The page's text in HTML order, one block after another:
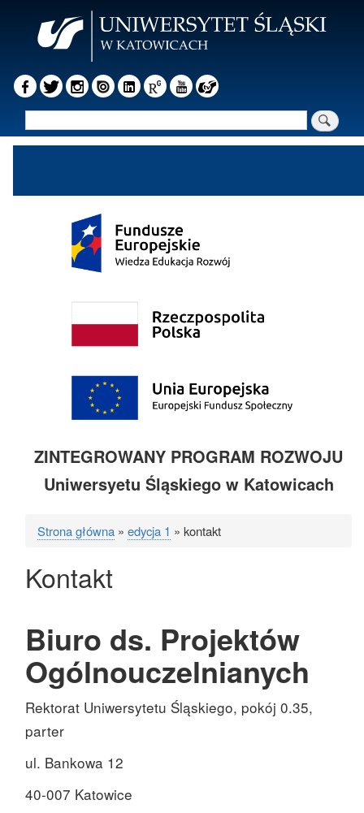
ZINTEGROWANY PROGRAM ROZWOJU
Uniwersyetu Śląskiego w Katowicach
Ścieżka
nawigacyjna
Strona główna edycja 1 kontakt
Kontakt
Biuro ds. Projektów
Ogólnouczelnianych
Rektorat Uniwersytetu Śląskiego, pokój 0.35,
parter
ul. Bankowa 12
40-007 Katowice